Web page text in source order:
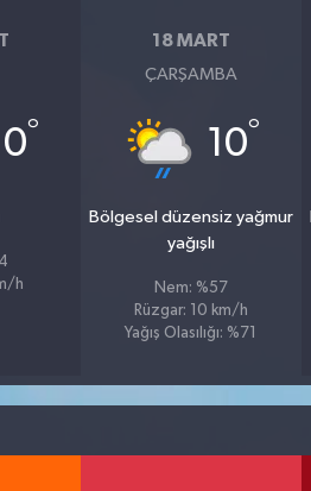
°
h
18 MART
ÇARŞAMBA
10°
Bölgesel düzensiz yağmur
yağışlı
Nem: %57
Rüzgar: 10 km/h
Yağış Olasılığı: %71